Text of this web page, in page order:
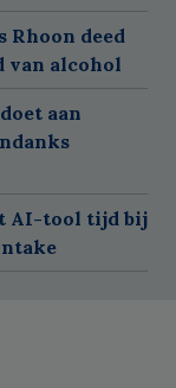
Rhoon deed
van alcohol
aan
AI-tool tijd bij